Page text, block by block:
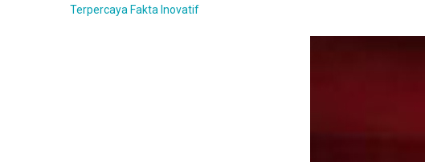
Terpercaya Fakta Inovatif